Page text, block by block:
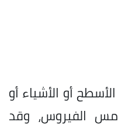
أو الأشياء أو
الفيروس، وقد